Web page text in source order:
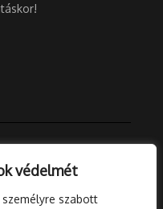
védelmét
szabott